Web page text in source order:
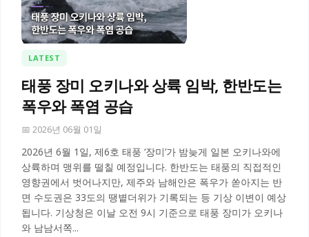
LATEST
태풍 장미 오키나와 상륙 임박, 한반도는
폭우와 폭염 공습
📅 2026년 06월 01일
2026년 6월 1일, 제6호 태풍 ‘장미’가 밤늦게 일본 오키나와에
상륙하며 맹위를 떨칠 예정입니다. 한반도는 태풍의 직접적인
영향권에서 벗어나지만, 제주와 남해안은 폭우가 쏟아지는 반
면 수도권은 33도의 땡볕더위가 기록되는 등 기상 이변이 예상
됩니다. 기상청은 이날 오전 9시 기준으로 태풍 장미가 오키나
와 남남서쪽...